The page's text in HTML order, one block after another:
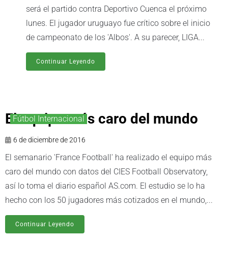
será el partido contra Deportivo Cuenca el próximo
lunes. El jugador uruguayo fue crítico sobre el inicio
de campeonato de los 'Albos'. A su parecer, LIGA...
Continuar Leyendo
Fútbol Internacional
El equipo más caro del mundo
6 de diciembre de 2016
El semanario 'France Football' ha realizado el equipo más
caro del mundo con datos del CIES Football Observatory,
así lo toma el diario español AS.com. El estudio se lo ha
hecho con los 50 jugadores más cotizados en el mundo,...
Continuar Leyendo